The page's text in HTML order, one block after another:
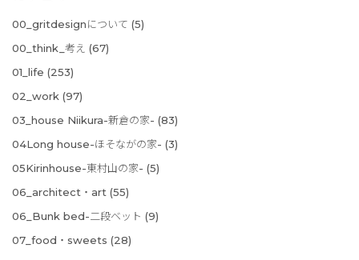
00_gritdesignについて (5)
00_think_考え (67)
01_life (253)
02_work (97)
03_house Niikura-新倉の家- (83)
04Long house-ほそながの家- (3)
05Kirinhouse-東村山の家- (5)
06_architect・art (55)
06_Bunk bed-二段ベット (9)
07_food・sweets (28)